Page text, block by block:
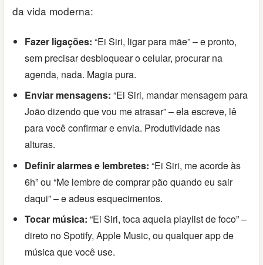
da vida moderna:
Fazer ligações: “Ei Siri, ligar para mãe” – e pronto,
sem precisar desbloquear o celular, procurar na
agenda, nada. Magia pura.
Enviar mensagens: “Ei Siri, mandar mensagem para
João dizendo que vou me atrasar” – ela escreve, lê
para você confirmar e envia. Produtividade nas
alturas.
Definir alarmes e lembretes: “Ei Siri, me acorde às
6h” ou “Me lembre de comprar pão quando eu sair
daqui” – e adeus esquecimentos.
Tocar música: “Ei Siri, toca aquela playlist de foco” –
direto no Spotify, Apple Music, ou qualquer app de
música que você use.